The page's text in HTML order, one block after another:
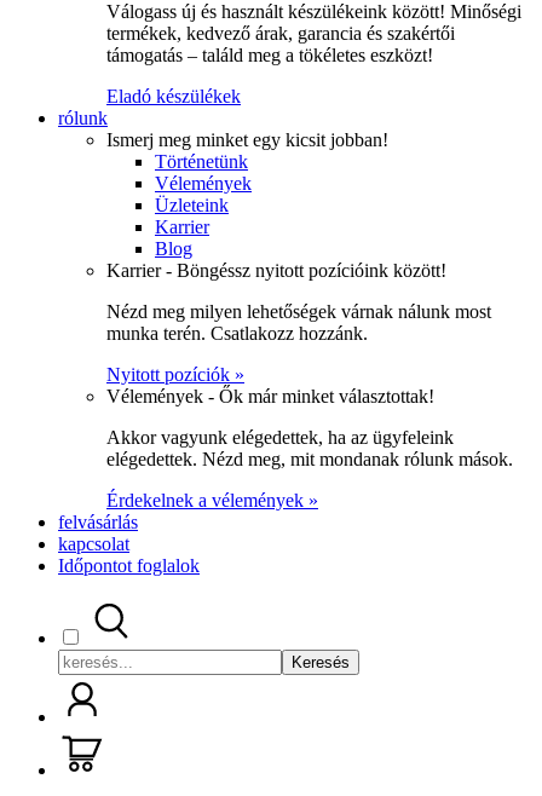
Válogass új és használt készülékeink között! Minőségi
termékek, kedvező árak, garancia és szakértői
támogatás – találd meg a tökéletes eszközt!
Eladó készülékek
rólunk
Ismerj meg minket egy kicsit jobban!
Történetünk
Vélemények
Üzleteink
Karrier
Blog
Karrier - Böngéssz nyitott pozícióink között!
Nézd meg milyen lehetőségek várnak nálunk most
munka terén. Csatlakozz hozzánk.
Nyitott pozíciók »
Vélemények - Ők már minket választottak!
Akkor vagyunk elégedettek, ha az ügyfeleink
elégedettek. Nézd meg, mit mondanak rólunk mások.
Érdekelnek a vélemények »
felvásárlás
kapcsolat
Időpontot foglalok
Keresés